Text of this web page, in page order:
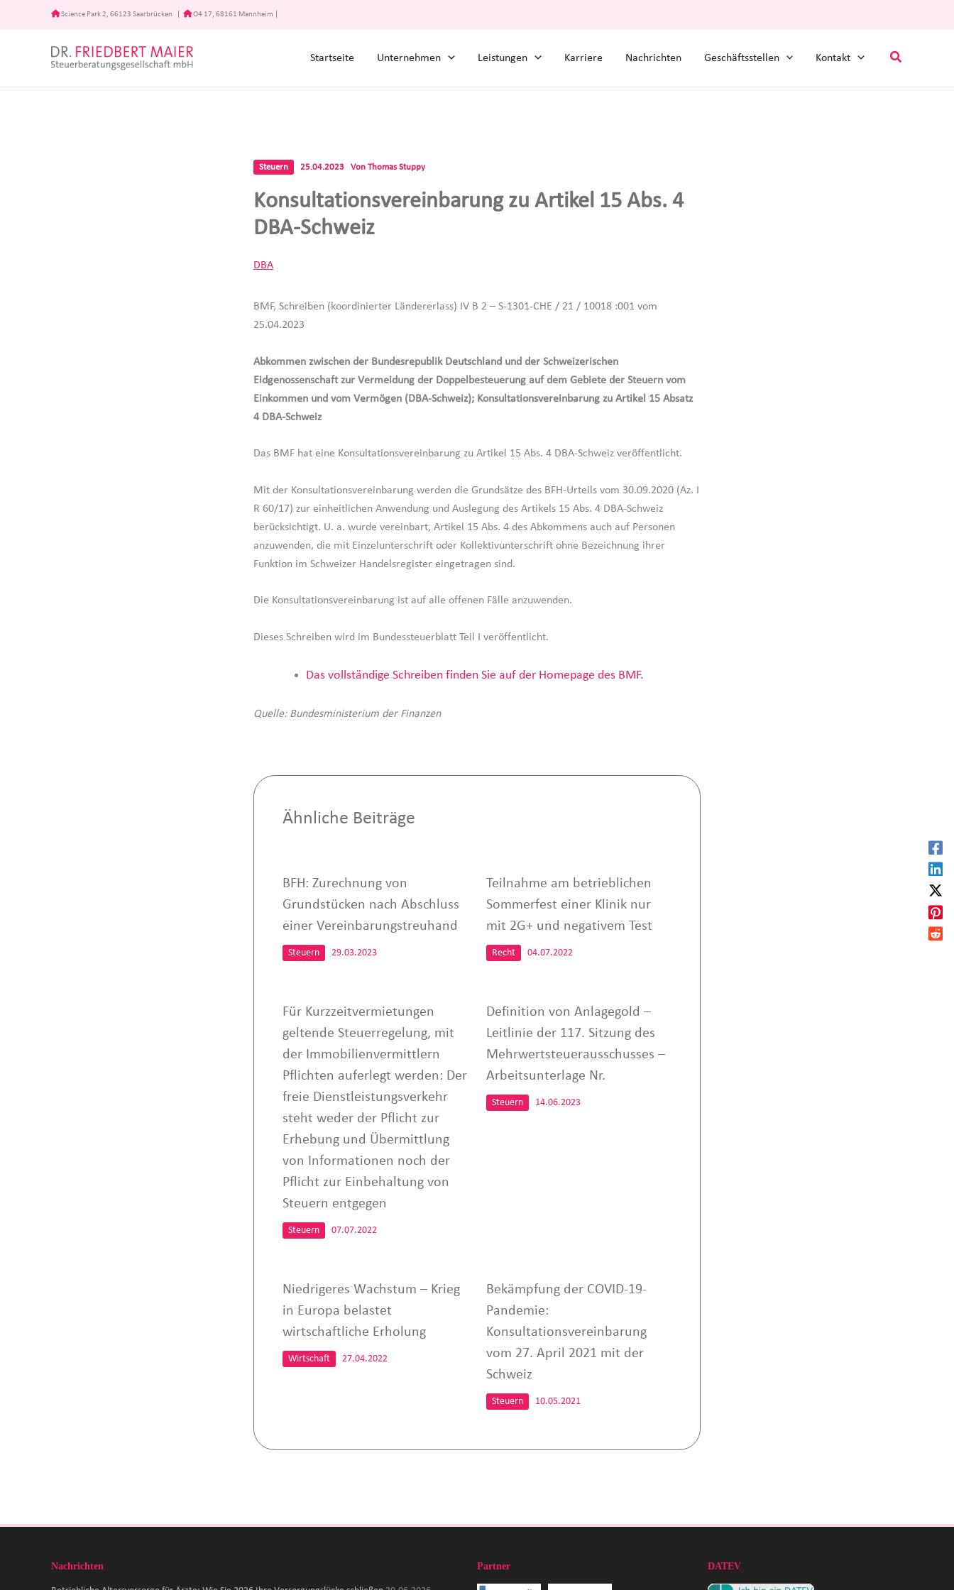
Science Park 2, 66123 Saarbrücken O4 17, 68161 Mannheim
Startseite Unternehmen Leistungen Karriere Nachrichten Geschäftsstellen Kontakt Suchen
Steuern 25.04.2023 Von Thomas Stuppy
Konsultationsvereinbarung zu Artikel 15 Abs. 4
DBA-Schweiz
DBA
BMF, Schreiben (koordinierter Ländererlass) IV B 2 – S-1301-CHE / 21 / 10018 :001 vom
25.04.2023
Abkommen zwischen der Bundesrepublik Deutschland und der Schweizerischen
Eidgenossenschaft zur Vermeidung der Doppelbesteuerung auf dem Gebiete der Steuern vom
Einkommen und vom Vermögen (DBA-Schweiz); Konsultationsvereinbarung zu Artikel 15 Absatz
4 DBA-Schweiz
Das BMF hat eine Konsultationsvereinbarung zu Artikel 15 Abs. 4 DBA-Schweiz veröffentlicht.
Mit der Konsultationsvereinbarung werden die Grundsätze des BFH-Urteils vom 30.09.2020 (Az. I
R 60/17) zur einheitlichen Anwendung und Auslegung des Artikels 15 Abs. 4 DBA-Schweiz
berücksichtigt. U. a. wurde vereinbart, Artikel 15 Abs. 4 des Abkommens auch auf Personen
anzuwenden, die mit Einzelunterschrift oder Kollektivunterschrift ohne Bezeichnung ihrer
Funktion im Schweizer Handelsregister eingetragen sind.
Die Konsultationsvereinbarung ist auf alle offenen Fälle anzuwenden.
Dieses Schreiben wird im Bundessteuerblatt Teil I veröffentlicht.
Das vollständige Schreiben finden Sie auf der Homepage des BMF.
Quelle: Bundesministerium der Finanzen
Ähnliche Beiträge
BFH: Zurechnung von
Grundstücken nach Abschluss
einer Vereinbarungstreuhand
Steuern 29.03.2023
Teilnahme am betrieblichen
Sommerfest einer Klinik nur
mit 2G+ und negativem Test
Recht 04.07.2022
Für Kurzzeitvermietungen
geltende Steuerregelung, mit
der Immobilienvermittlern
Pflichten auferlegt werden: Der
freie Dienstleistungsverkehr
steht weder der Pflicht zur
Erhebung und Übermittlung
von Informationen noch der
Pflicht zur Einbehaltung von
Steuern entgegen
Steuern 07.07.2022
Definition von Anlagegold –
Leitlinie der 117. Sitzung des
Mehrwertsteuerausschusses –
Arbeitsunterlage Nr.
Steuern 14.06.2023
Niedrigeres Wachstum – Krieg
in Europa belastet
wirtschaftliche Erholung
Wirtschaft 27.04.2022
Bekämpfung der COVID-19-
Pandemie:
Konsultationsvereinbarung
vom 27. April 2021 mit der
Schweiz
Steuern 10.05.2021
Nachrichten Partner DATEV